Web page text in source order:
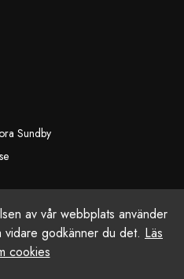
Sundby
av vår webbplats använder
godkänner du det. Läs
cookies